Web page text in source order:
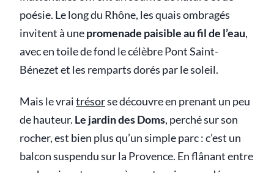
poésie. Le long du Rhône, les quais ombragés
invitent à unepromenade paisible au fil de l’eau,
avec en toile de fond le célèbre Pont Saint-
Bénezet et les remparts dorés par le soleil.
Mais le vraitrésorse découvre en prenant un peu
de hauteur. Le jardin des Doms, perché sur son
rocher, est bien plus qu’un simple parc : c’est un
balcon suspendu sur la Provence. En flânant entre